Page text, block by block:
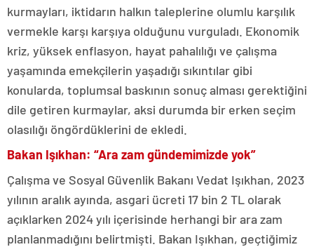
kurmayları, iktidarın halkın taleplerine olumlu karşılık
vermekle karşı karşıya olduğunu vurguladı. Ekonomik
kriz, yüksek enflasyon, hayat pahalılığı ve çalışma
yaşamında emekçilerin yaşadığı sıkıntılar gibi
konularda, toplumsal baskının sonuç alması gerektiğini
dile getiren kurmaylar, aksi durumda bir erken seçim
olasılığı öngördüklerini de ekledi.
Bakan Işıkhan: “Ara zam gündemimizde yok”
Çalışma ve Sosyal Güvenlik Bakanı Vedat Işıkhan, 2023
yılının aralık ayında, asgari ücreti 17 bin 2 TL olarak
açıklarken 2024 yılı içerisinde herhangi bir ara zam
planlanmadığını belirtmişti. Bakan Işıkhan, geçtiğimiz